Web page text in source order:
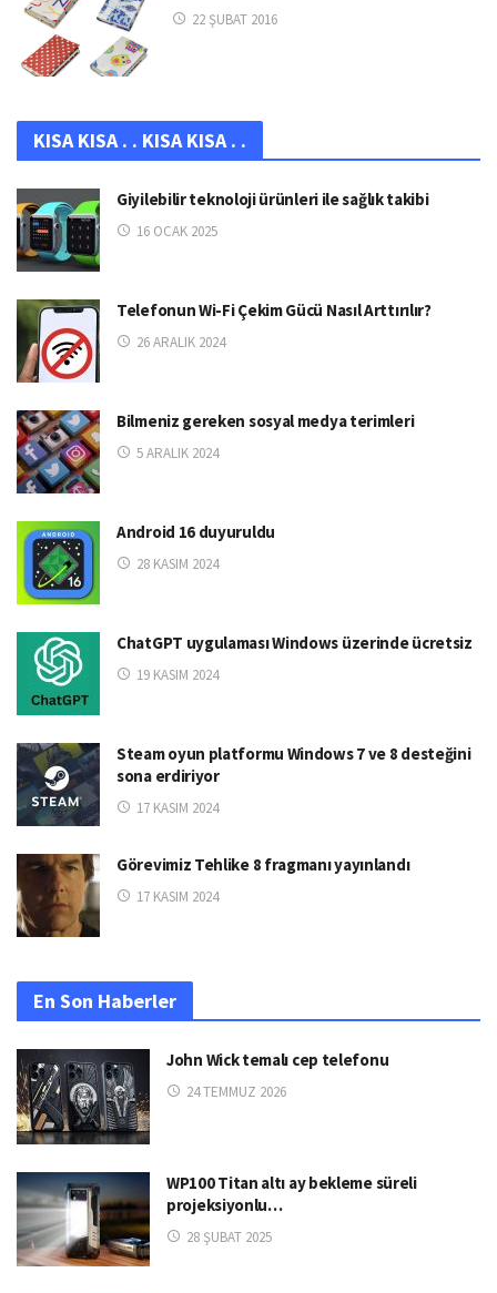
22 ŞUBAT 2016
KISA KISA . . KISA KISA . .
Giyilebilir teknoloji ürünleri ile sağlık takibi
16 OCAK 2025
Telefonun Wi-Fi Çekim Gücü Nasıl Arttırılır?
26 ARALIK 2024
Bilmeniz gereken sosyal medya terimleri
5 ARALIK 2024
Android 16 duyuruldu
28 KASIM 2024
ChatGPT uygulaması Windows üzerinde ücretsiz
19 KASIM 2024
Steam oyun platformu Windows 7 ve 8 desteğini
sona erdiriyor
17 KASIM 2024
Görevimiz Tehlike 8 fragmanı yayınlandı
17 KASIM 2024
En Son Haberler
John Wick temalı cep telefonu
24 TEMMUZ 2026
WP100 Titan altı ay bekleme süreli
projeksiyonlu…
28 ŞUBAT 2025